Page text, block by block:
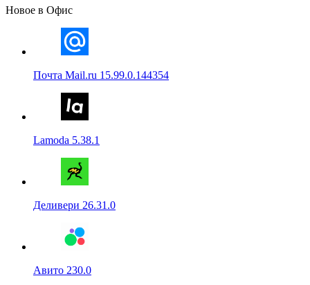
Новое в Офис
Почта Mail.ru 15.99.0.144354
Lamoda 5.38.1
Деливери 26.31.0
Авито 230.0